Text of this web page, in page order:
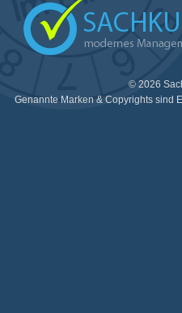
© 2026
Genannte Marken & Copyrights sind